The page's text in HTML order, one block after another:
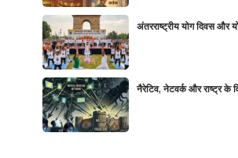
अंतरराष्ट्रीय योग दिवस और
नैरेटिव, नेटवर्क और राष्ट्र के